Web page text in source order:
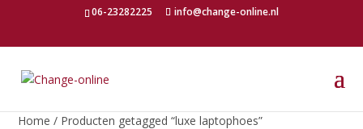
06-23282225 info@change-online.nl
Home / Producten getagged “luxe laptophoes”